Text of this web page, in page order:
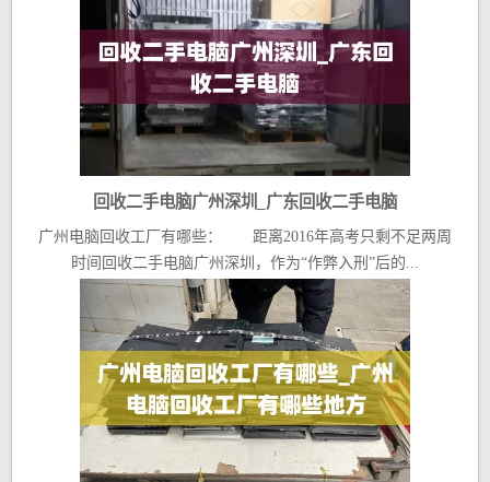
回收二手电脑广州深圳_广东回收二手电脑
广州电脑回收工厂有哪些： 距离2016年高考只剩不足两周
时间回收二手电脑广州深圳，作为“作弊入刑”后的...